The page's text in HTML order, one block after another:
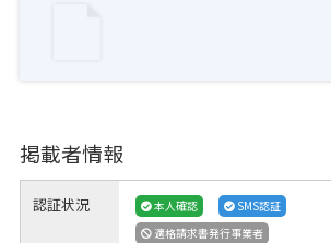
掲載者情報
認証状況 本人確認
SMS認証
適格請求書発行事業者